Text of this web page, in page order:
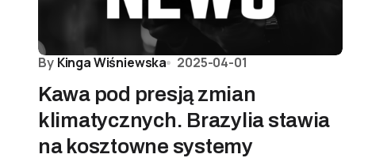
By Kinga Wiśniewska 2025-04-01
Kawa pod presją zmian
klimatycznych. Brazylia stawia
na kosztowne systemy